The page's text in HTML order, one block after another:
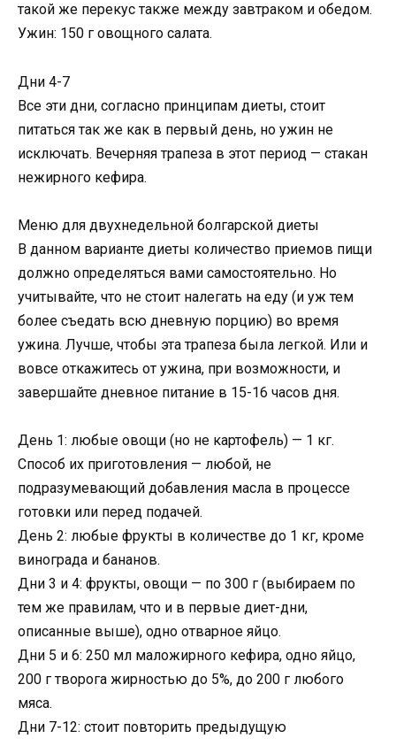
такой же перекус также между завтраком и обедом.
Ужин: 150 г овощного салата.
Дни 4-7
Все эти дни, согласно принципам диеты, стоит
питаться так же как в первый день, но ужин не
исключать. Вечерняя трапеза в этот период — стакан
нежирного кефира.
Меню для двухнедельной болгарской диеты
В данном варианте диеты количество приемов пищи
должно определяться вами самостоятельно. Но
учитывайте, что не стоит налегать на еду (и уж тем
более съедать всю дневную порцию) во время
ужина. Лучше, чтобы эта трапеза была легкой. Или и
вовсе откажитесь от ужина, при возможности, и
завершайте дневное питание в 15-16 часов дня.
День 1: любые овощи (но не картофель) — 1 кг.
Способ их приготовления — любой, не
подразумевающий добавления масла в процессе
готовки или перед подачей.
День 2: любые фрукты в количестве до 1 кг, кроме
винограда и бананов.
Дни 3 и 4: фрукты, овощи — по 300 г (выбираем по
тем же правилам, что и в первые диет-дни,
описанные выше), одно отварное яйцо.
Дни 5 и 6: 250 мл маложирного кефира, одно яйцо,
200 г творога жирностью до 5%, до 200 г любого
мяса.
Дни 7-12: стоит повторить предыдущую